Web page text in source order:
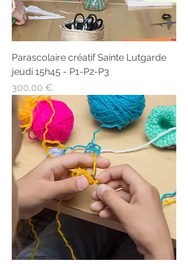
Parascolaire créatif Sainte Lutgarde
jeudi 15h45 - P1-P2-P3
Prix
300,00 €